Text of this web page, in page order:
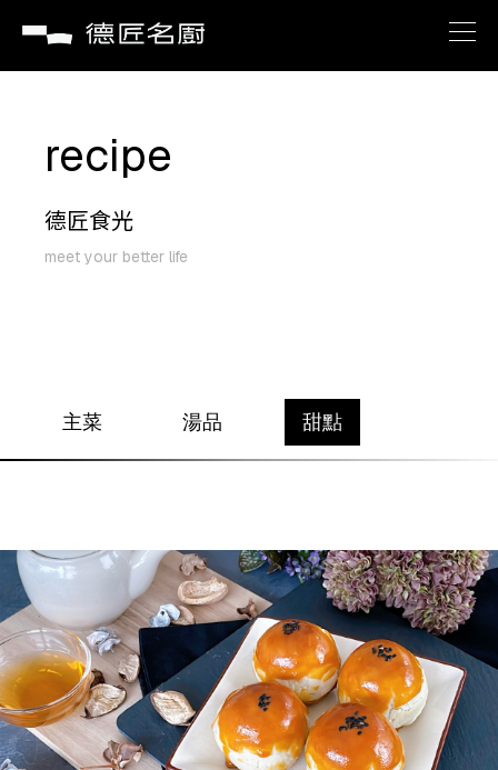
recipe
contact us
recipe
德匠食光
meet your better life
主菜 湯品 甜點